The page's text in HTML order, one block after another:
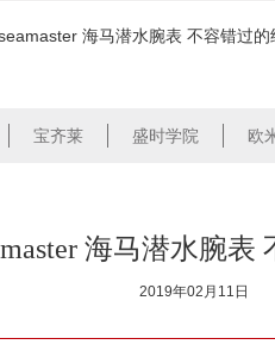
海马潜水腕表 不容错过的
宝齐莱 盛时学院 欧
海马潜水腕表
2019年02月11日